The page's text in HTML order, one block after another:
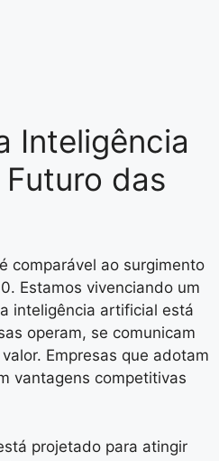
Inteligência
das
comparável ao surgimento
Estamos vivenciando um
inteligência artificial está
operam, se comunicam
Empresas que adotam
vantagens competitivas
projetado para atingir